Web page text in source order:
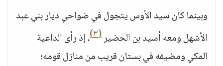
وبينما كان سيد الأوس يتجول في ضواحي ديار بني عبد
الأشهل ومعه أسيد بن الحضير(٣) ، إذ رأى الداعية
المكي ومضيفه في بستان قريب من منازل قومه؛